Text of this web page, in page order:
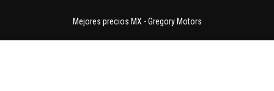
Mejores precios MX -Gregory Motors